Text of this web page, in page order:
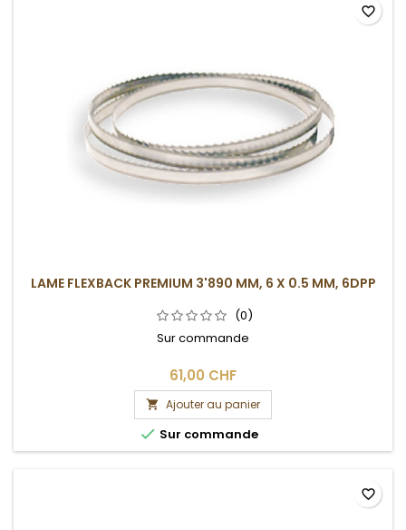
LAME FLEXBACK PREMIUM 3'890 MM, 6 X 0.5 MM, 6DPP
(0)
Sur commande
61,00 CHF
 Ajouter au panier
 Sur commande
favorite_border
favorite_border